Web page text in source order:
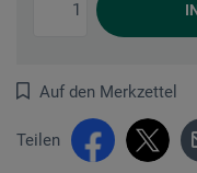
Auf den Merkzettel
Teilen